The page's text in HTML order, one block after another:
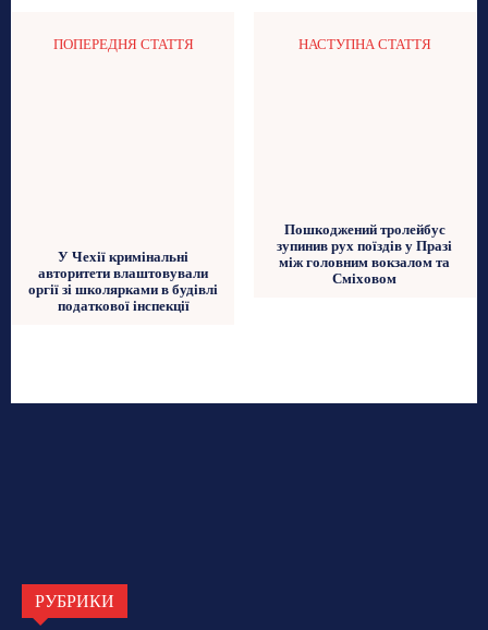
ПОПЕРЕДНЯ СТАТТЯ
У Чехії кримінальні
авторитети влаштовували
оргії зі школярками в будівлі
податкової інспекції
НАСТУПНА СТАТТЯ
Пошкоджений тролейбус
зупинив рух поїздів у Празі
між головним вокзалом та
Сміховом
РУБРИКИ